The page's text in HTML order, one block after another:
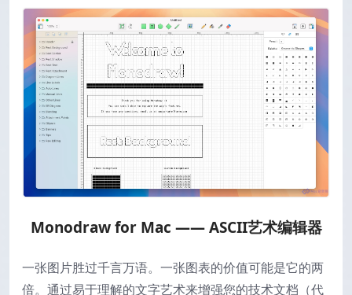
Monodraw for Mac —— ASCII艺术编辑器
一张图片胜过千言万语。一张图表的价值可能是它的两
倍。通过易于理解的文字艺术来增强您的技术文档（代